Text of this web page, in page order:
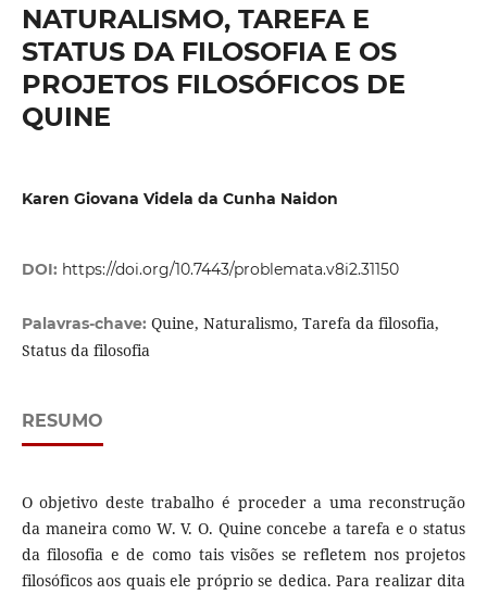
NATURALISMO, TAREFA E
STATUS DA FILOSOFIA E OS
PROJETOS FILOSÓFICOS DE
QUINE
Karen Giovana Videla da Cunha Naidon
DOI: https://doi.org/10.7443/problemata.v8i2.31150
Palavras-chave: Quine, Naturalismo, Tarefa da filosofia,
Status da filosofia
RESUMO
O objetivo deste trabalho é proceder a uma reconstrução
da maneira como W. V. O. Quine concebe a tarefa e o status
da filosofia e de como tais visões se refletem nos projetos
filosóficos aos quais ele próprio se dedica. Para realizar dita